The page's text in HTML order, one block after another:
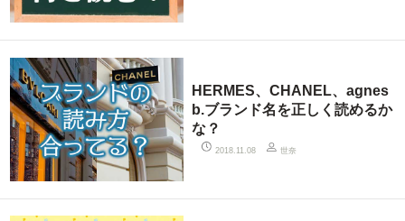
HERMES、CHANEL、agnes
b.ブランド名を正しく読めるか
な？
2018.11.08 世奈